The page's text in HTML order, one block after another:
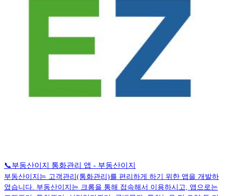
📞부동산이지 통화관리 앱 - 부동산이지
부동산이지는 고객관리(통화관리)를 편리하게 하기 위한 앱을 개발하
였습니다. 부동산이지는 크롬을 통해 접속해서 이용하시고, 앱으로는